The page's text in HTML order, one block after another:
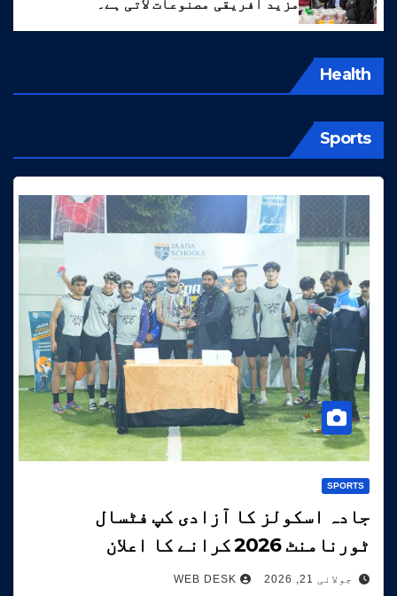
مزید افریقی مصنوعات لاتی ہے۔
Health
Sports
SPORTS
جادہ اسکولز کا آزادی کپ فٹسال
ٹورنامنٹ 2026 کرانے کا اعلان
جولائی 21, 2026 WEB DESK